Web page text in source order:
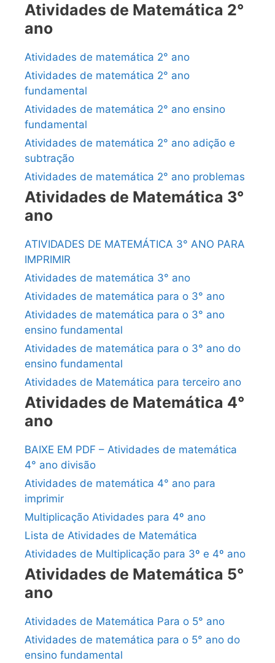
Atividades de Matemática 2°
ano
Atividades de matemática 2° ano
Atividades de matemática 2° ano
fundamental
Atividades de matemática 2° ano ensino
fundamental
Atividades de matemática 2° ano adição e
subtração
Atividades de matemática 2° ano problemas
Atividades de Matemática 3°
ano
ATIVIDADES DE MATEMÁTICA 3° ANO PARA
IMPRIMIR
Atividades de matemática 3° ano
Atividades de matemática para o 3° ano
Atividades de matemática para o 3° ano
ensino fundamental
Atividades de matemática para o 3° ano do
ensino fundamental
Atividades de Matemática para terceiro ano
Atividades de Matemática 4°
ano
BAIXE EM PDF – Atividades de matemática
4° ano divisão
Atividades de matemática 4° ano para
imprimir
Multiplicação Atividades para 4º ano
Lista de Atividades de Matemática
Atividades de Multiplicação para 3º e 4º ano
Atividades de Matemática 5°
ano
Atividades de Matemática Para o 5° ano
Atividades de matemática para o 5° ano do
ensino fundamental